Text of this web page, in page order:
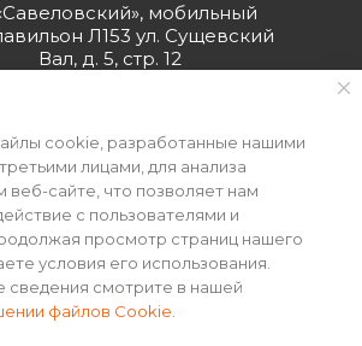
мобильный
Л153 ул. Сущевский
Вал, д. 5, стр. 12
MiMall® • Не является публичной
cookie, разработанные нашими
лицами, для анализа
веб-сайте, что позволяет нам
с пользователями и
просмотр страниц нашего
условия его использования.
смотрите в нашей
файлов Cookie